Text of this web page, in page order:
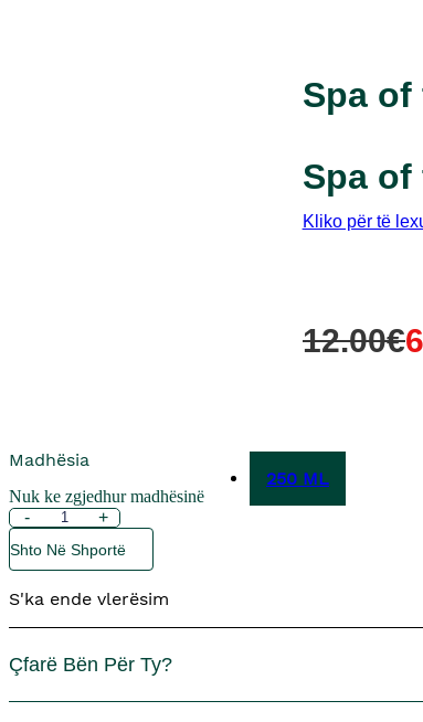
Spa of
Spa of
Kliko për të
12.00€
Çmimi
Çmimi
6.00€.
Madhësia
Nuk ke zgjedhur madhësinë
250 ML
-
Sasi
Spa
of
World
Xhel
Peony
+
Shto Në Shportë
S'ka ende vlerësim
Çfarë Bën Për Ty?